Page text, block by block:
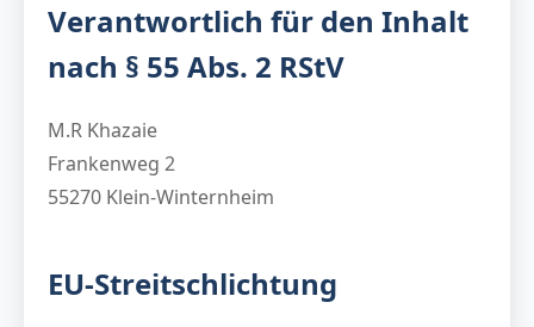
Verantwortlich für den Inhalt
nach § 55 Abs. 2 RStV
M.R Khazaie
Frankenweg 2
55270 Klein-Winternheim
EU-Streitschlichtung